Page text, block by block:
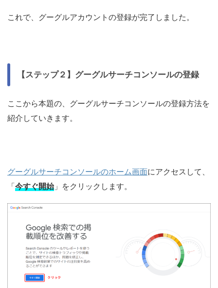
これで、グーグルアカウントの登録が完了しました。
【ステップ２】グーグルサーチコンソールの登録
ここから本題の、グーグルサーチコンソールの登録方法を
紹介していきます。
グーグルサーチコンソールのホーム画面にアクセスして、
「今すぐ開始」をクリックします。